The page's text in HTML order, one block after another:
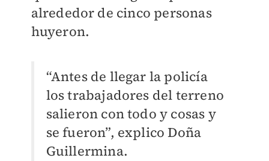
alrededor de cinco personas
huyeron.
“Antes de llegar la policía
los trabajadores del terreno
salieron con todo y cosas y
se fueron”, explico Doña
Guillermina.